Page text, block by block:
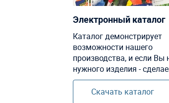
Электронный каталог
Каталог демонстрирует
возможности нашего
производства, и если Вы
нужного изделия -
Скачать каталог